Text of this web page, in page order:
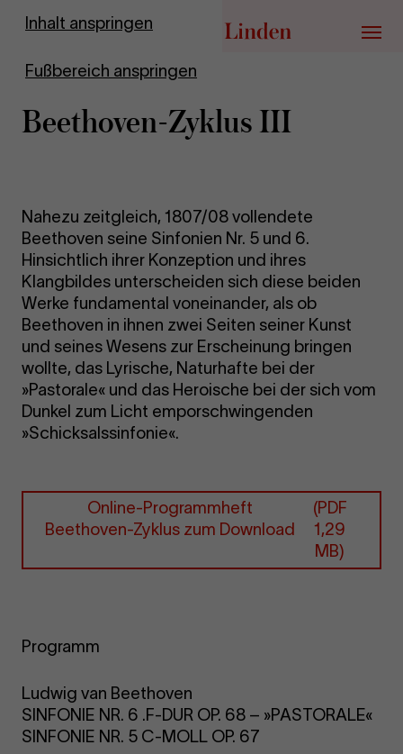
Inhalt anspringen
Fußbereich anspringen
Zur Startseite
Menü
Beethoven-​Zyklus III
Nahezu zeitgleich, 1807/08 vollendete
Beethoven seine Sinfonien Nr. 5 und 6.
Hinsichtlich ihrer Konzeption und ihres
Klangbildes unterscheiden sich diese beiden
Werke fundamental voneinander, als ob
Beethoven in ihnen zwei Seiten seiner Kunst
und seines Wesens zur Erscheinung bringen
wollte, das Lyrische, Naturhafte bei der
»Pastorale« und das Heroische bei der sich vom
Dunkel zum Licht emporschwingenden
»Schicksalssinfonie«.
Online-Programmheft
Beethoven-Zyklus zum Download
(PDF
1,29
MB)
Programm
Ludwig van Beethoven
SINFONIE NR. 6 .F-DUR OP. 68 – »PASTORALE«
SINFONIE NR. 5 C-MOLL OP. 67